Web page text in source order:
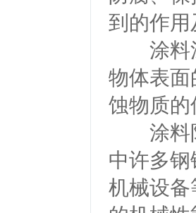
到的作
涂料涂
物体表面
蚀物质的
涂料防
中许多
机械设备